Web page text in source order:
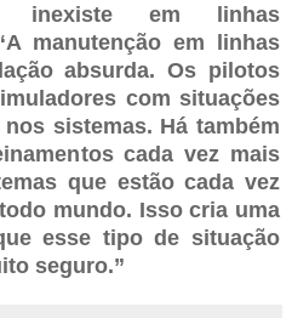
inexiste em linhas
manutenção em linhas
absurda. Os pilotos
com situações
sistemas. Há também
cada vez mais
que estão cada vez
mundo. Isso cria uma
esse tipo de situação
seguro.”